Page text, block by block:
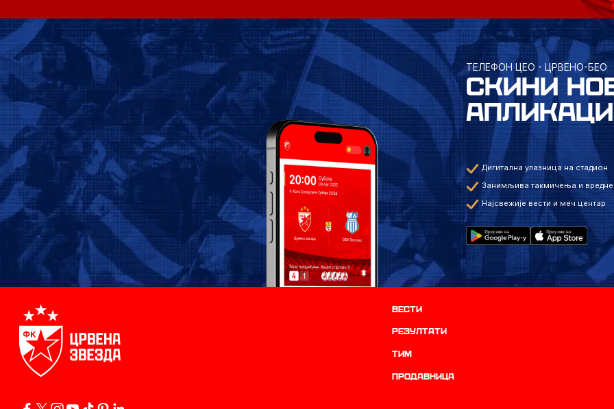
ТЕЛЕФОН ЦЕО - ЦРВЕНО-БЕО
СКИНИ
Дигитална улазница на стадион
Занимљива такмичења и вредне
Најсвежије вести и меч центар
Вести
резултати
ТИМ
продавница